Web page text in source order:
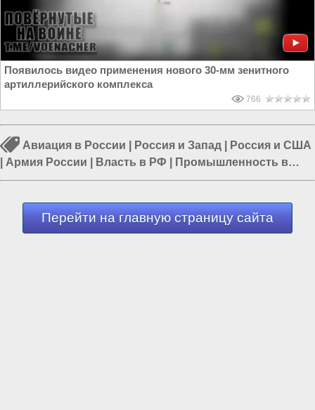
Появилось видео применения нового 30-мм зенитного
артиллерийского комплекса
766
Авиация в России Россия и Запад
Россия и США
Армия России Власть в РФ
Промышленность в
России|СВО на Украине
Перейти на главную страницу сайта